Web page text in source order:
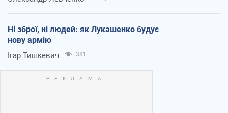
Ні зброї, ні людей: як Лукашенко будує
нову армію
Ігар Тишкевич 381